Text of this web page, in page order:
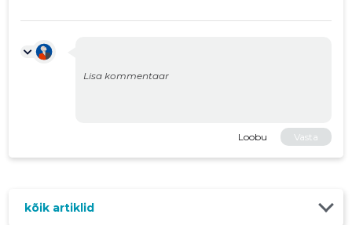
Loobu Vasta
kõik artiklid